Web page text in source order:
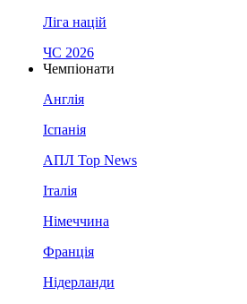
Ліга націй
ЧС 2026
Чемпіонати
Англія
Іспанія
АПЛ Top News
Італія
Німеччина
Франція
Нідерланди